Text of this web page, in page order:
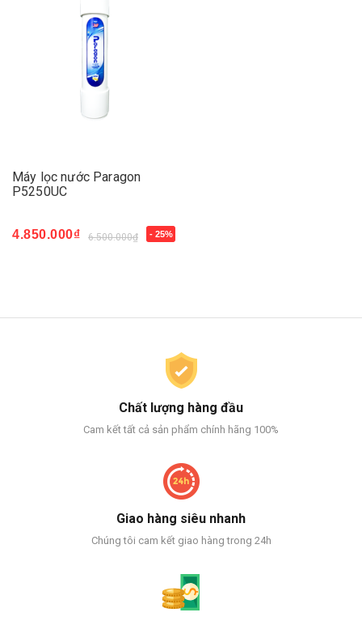
Máy lọc nước Paragon
P5250UC
4.850.000₫ 6.500.000₫ - 25%
Chất lượng hàng đầu
Cam kết tất cả sản phẩm chính hãng 100%
Giao hàng siêu nhanh
Chúng tôi cam kết giao hàng trong 24h